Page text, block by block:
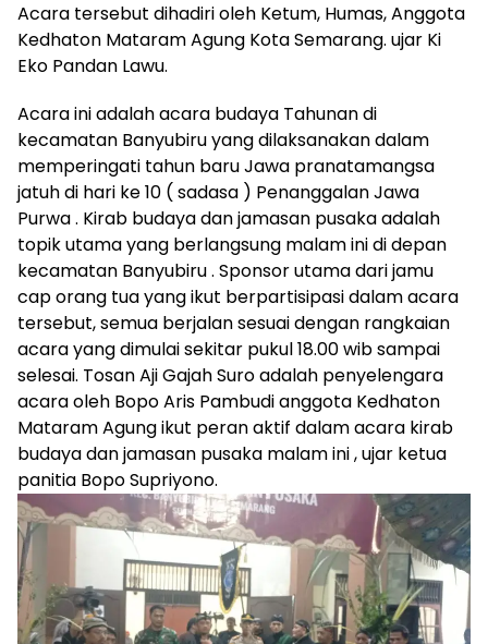
Acara tersebut dihadiri oleh Ketum, Humas, Anggota
Kedhaton Mataram Agung Kota Semarang. ujar Ki
Eko Pandan Lawu.
Acara ini adalah acara budaya Tahunan di
kecamatan Banyubiru yang dilaksanakan dalam
memperingati tahun baru Jawa pranatamangsa
jatuh di hari ke 10 ( sadasa ) Penanggalan Jawa
Purwa . Kirab budaya dan jamasan pusaka adalah
topik utama yang berlangsung malam ini di depan
kecamatan Banyubiru . Sponsor utama dari jamu
cap orang tua yang ikut berpartisipasi dalam acara
tersebut, semua berjalan sesuai dengan rangkaian
acara yang dimulai sekitar pukul 18.00 wib sampai
selesai. Tosan Aji Gajah Suro adalah penyelengara
acara oleh Bopo Aris Pambudi anggota Kedhaton
Mataram Agung ikut peran aktif dalam acara kirab
budaya dan jamasan pusaka malam ini , ujar ketua
panitia Bopo Supriyono.